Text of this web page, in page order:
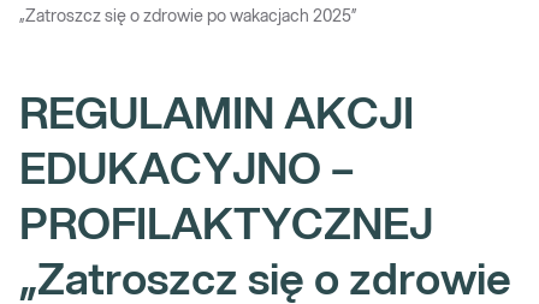
„Zatroszcz się o zdrowie po wakacjach 2025”
REGULAMIN AKCJI
EDUKACYJNO –
PROFILAKTYCZNEJ
„Zatroszcz się o zdrowie